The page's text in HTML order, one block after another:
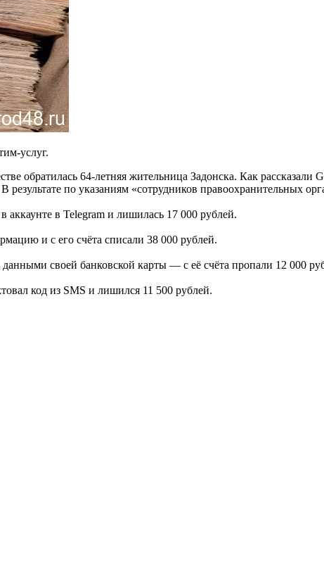
услуг.
обратилась 64-летняя жительница Задонска. Как
по указаниям «сотрудников правоохранительных
аккаунте в Telegram и лишилась 17 000 рублей.
и с его счёта списали 38 000 рублей.
данными своей банковской карты — с её счёта пропали 12 000
код из SMS и лишился 11 500 рублей.